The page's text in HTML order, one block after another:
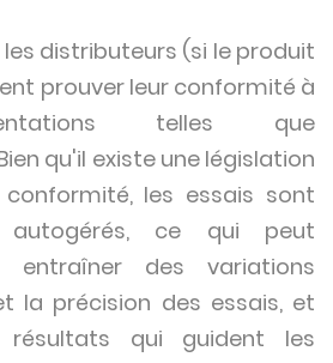
distributeurs (si le produit
prouver leur conformité à
telles que
qu'il existe une législation
les essais sont
autogérés, ce qui peut
entraîner des variations
la précision des essais, et
qui guident les